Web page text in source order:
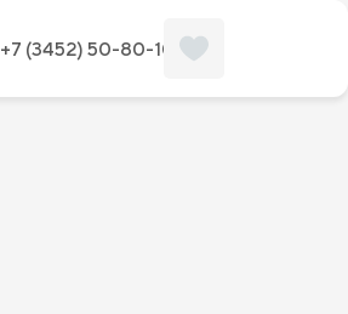
+7 (3452) 50-80-10